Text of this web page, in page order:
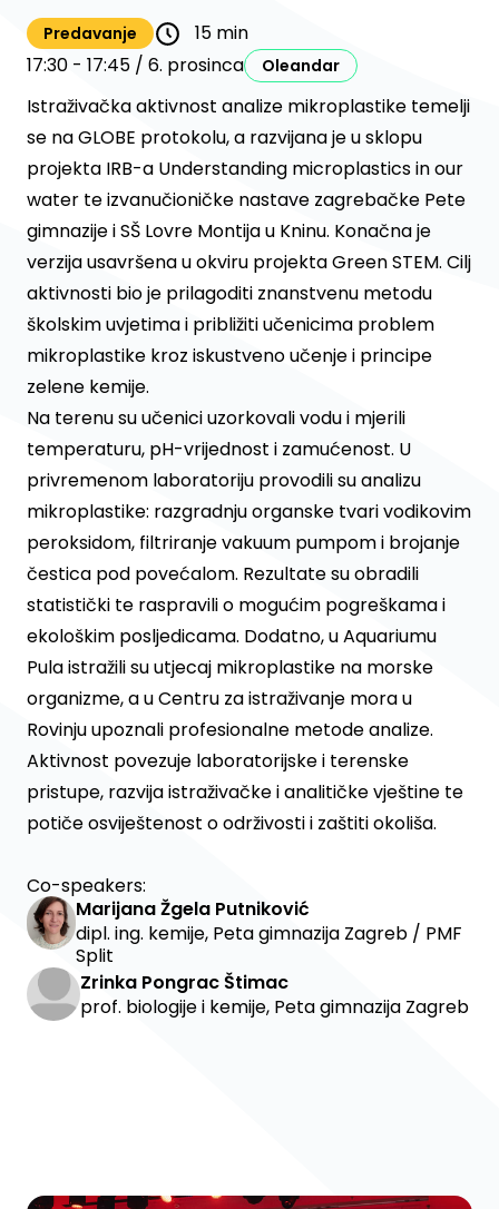
Predavanje
15 min
17:30 - 17:45 / 6. prosinca
Oleandar
Istraživačka aktivnost analize mikroplastike temelji
se na GLOBE protokolu, a razvijana je u sklopu
projekta IRB-a Understanding microplastics in our
water te izvanučioničke nastave zagrebačke Pete
gimnazije i SŠ Lovre Montija u Kninu. Konačna je
verzija usavršena u okviru projekta Green STEM. Cilj
aktivnosti bio je prilagoditi znanstvenu metodu
školskim uvjetima i približiti učenicima problem
mikroplastike kroz iskustveno učenje i principe
zelene kemije.
Na terenu su učenici uzorkovali vodu i mjerili
temperaturu, pH-vrijednost i zamućenost. U
privremenom laboratoriju provodili su analizu
mikroplastike: razgradnju organske tvari vodikovim
peroksidom, filtriranje vakuum pumpom i brojanje
čestica pod povećalom. Rezultate su obradili
statistički te raspravili o mogućim pogreškama i
ekološkim posljedicama. Dodatno, u Aquariumu
Pula istražili su utjecaj mikroplastike na morske
organizme, a u Centru za istraživanje mora u
Rovinju upoznali profesionalne metode analize.
Aktivnost povezuje laboratorijske i terenske
pristupe, razvija istraživačke i analitičke vještine te
potiče osviještenost o održivosti i zaštiti okoliša.
Co-speakers:
Marijana Žgela Putniković
dipl. ing. kemije, Peta gimnazija Zagreb / PMF
Split
Zrinka Pongrac Štimac
prof. biologije i kemije, Peta gimnazija Zagreb